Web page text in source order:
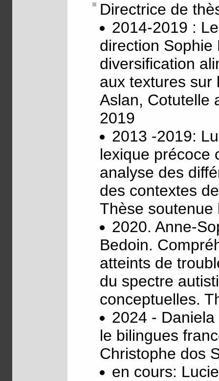
Directrice de
2014-2019 :
direction Sophie
diversification
aux textures sur
Aslan, Cotutelle
2019
2013 -2019:
lexique précoce
analyse des
des contextes
Thèse
2020. Anne-
Bedoin.
atteints de
du spectre
conceptuelles.
2024 -
le bilingues
Christophe dos
en cours: